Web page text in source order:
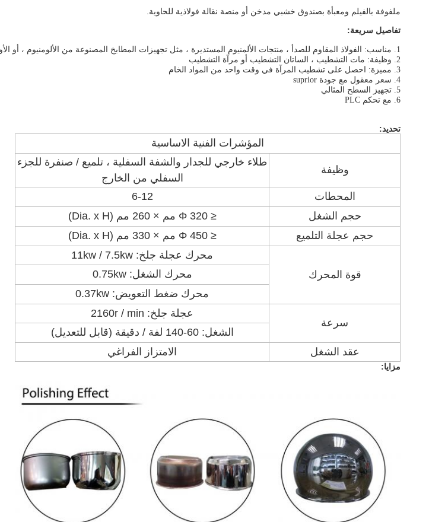
ملفوفة بالفيلم ومعبأة بصندوق خشبي مدخن أو منصة نقالة فولاذية للحاوية.
تفاصيل سريعة:
1. مناسب: الفولاذ المقاوم للصدأ ، منتجات الألمنيوم المستديرة ، مثل تجهيزات المطابخ المصنوعة من الألومنيوم ، أو الأواني أو المقالي
2. وظيفة: مات التشطيب ، الساتان التشطيب أو مرآة التشطيب
3. مميزة: احصل على تشطيب المرآة في وقت واحد من المواد الخام
4. سعر معقول مع جودة suprior
5. تجهيز السطح المثالي
6. مع تحكم PLC
تحديد:
المؤشرات الفنية الاساسية
وظيفة
طلاء خارجي للجدار والشفة السفلية ، تلميع / صنفرة للجزء
السفلي من الخارج
المحطات
6-12
حجم الشغل
≤ Φ 320 مم × 260 مم (Dia. x H)
حجم عجلة التلميع
≤ Φ 450 مم × 330 مم (Dia. x H)
قوة المحرك
محرك عجلة جلخ: 11kw / 7.5kw
محرك الشغل: 0.75kw
محرك ضغط التعويض: 0.37kw
سرعة
عجلة جلخ: 2160r / min
الشغل: 60-140 لفة / دقيقة (قابل للتعديل)
عقد الشغل
الامتزاز الفراغي
مزايا: